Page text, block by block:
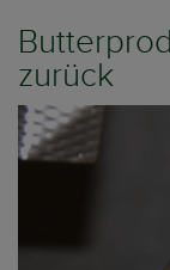
zurück